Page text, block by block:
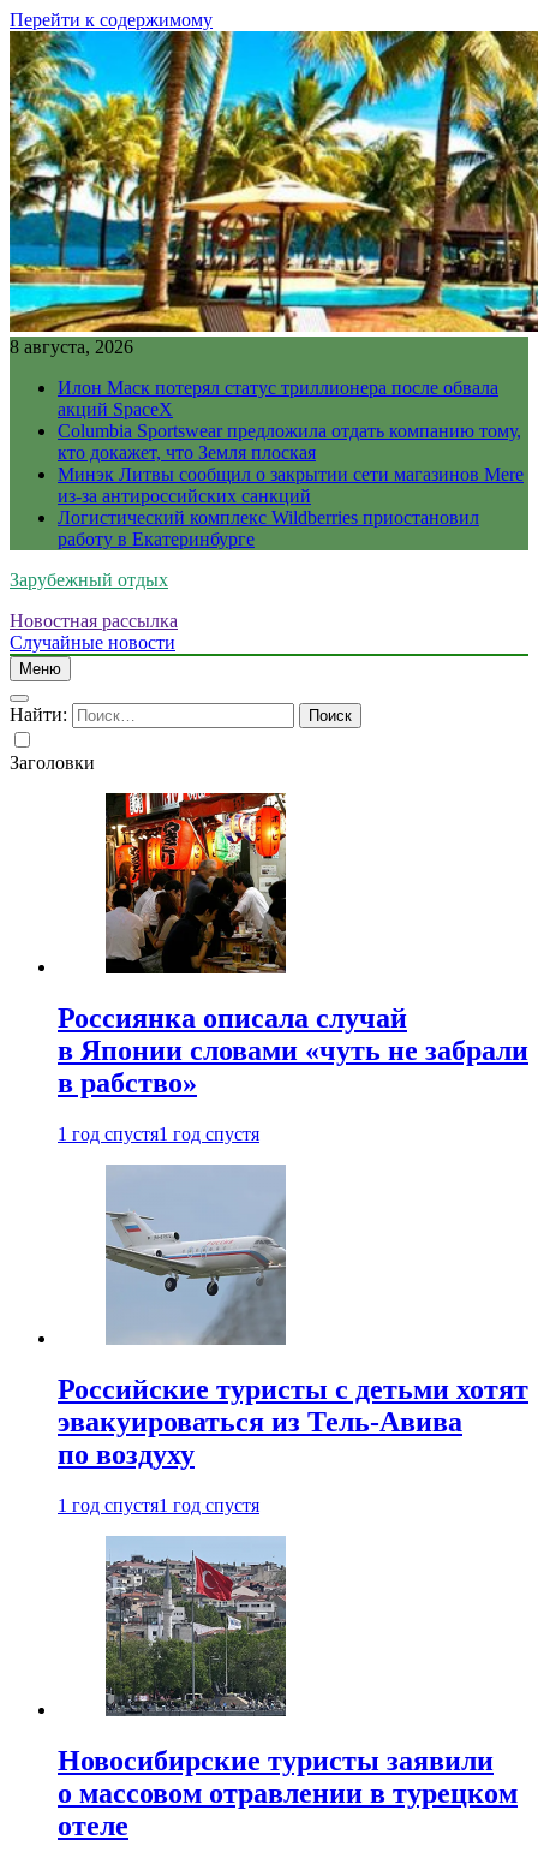
Перейти к содержимому
8 августа, 2026
Илон Маск потерял статус триллионера после обвала
акций SpaceX
Columbia Sportswear предложила отдать компанию тому,
кто докажет, что Земля плоская
Минэк Литвы сообщил о закрытии сети магазинов Mere
из-за антироссийских санкций
Логистический комплекс Wildberries приостановил
работу в Екатеринбурге
Зарубежный отдых
Новостная рассылка
Случайные новости
Меню
Найти:
Заголовки
Россиянка описала случай
в Японии словами «чуть не забрали
в рабство»
1 год спустя1 год спустя
Российские туристы с детьми хотят
эвакуироваться из Тель-Авива
по воздуху
1 год спустя1 год спустя
Новосибирские туристы заявили
о массовом отравлении в турецком
отеле